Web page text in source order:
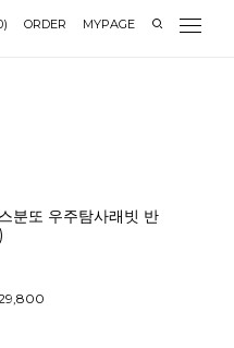
) ORDER MYPAGE
분또 우주탐사래빗 반